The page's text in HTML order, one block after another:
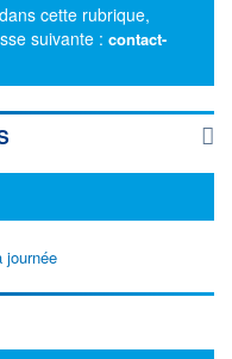
cette rubrique,
suivante : contact-
journée